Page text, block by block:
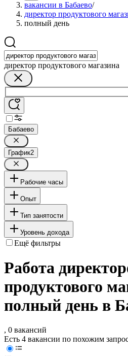
вакансии в Бабаево/
директор продуктового
полный день
директор продуктового магазина
Бабаево
График2
Рабочие часы
Опыт
Тип занятости
Уровень дохода
Ещё фильтры
Работа
продуктового
полный день в
, 0 вакансий
Есть 4 вакансии по похожим